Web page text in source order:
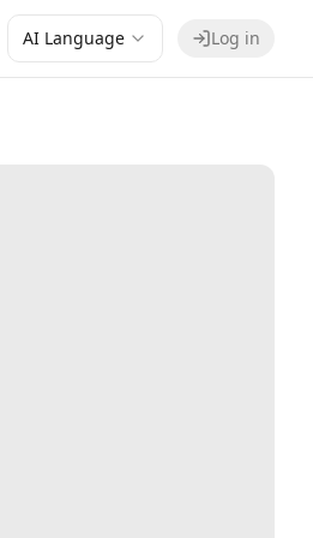
AI Language Log in